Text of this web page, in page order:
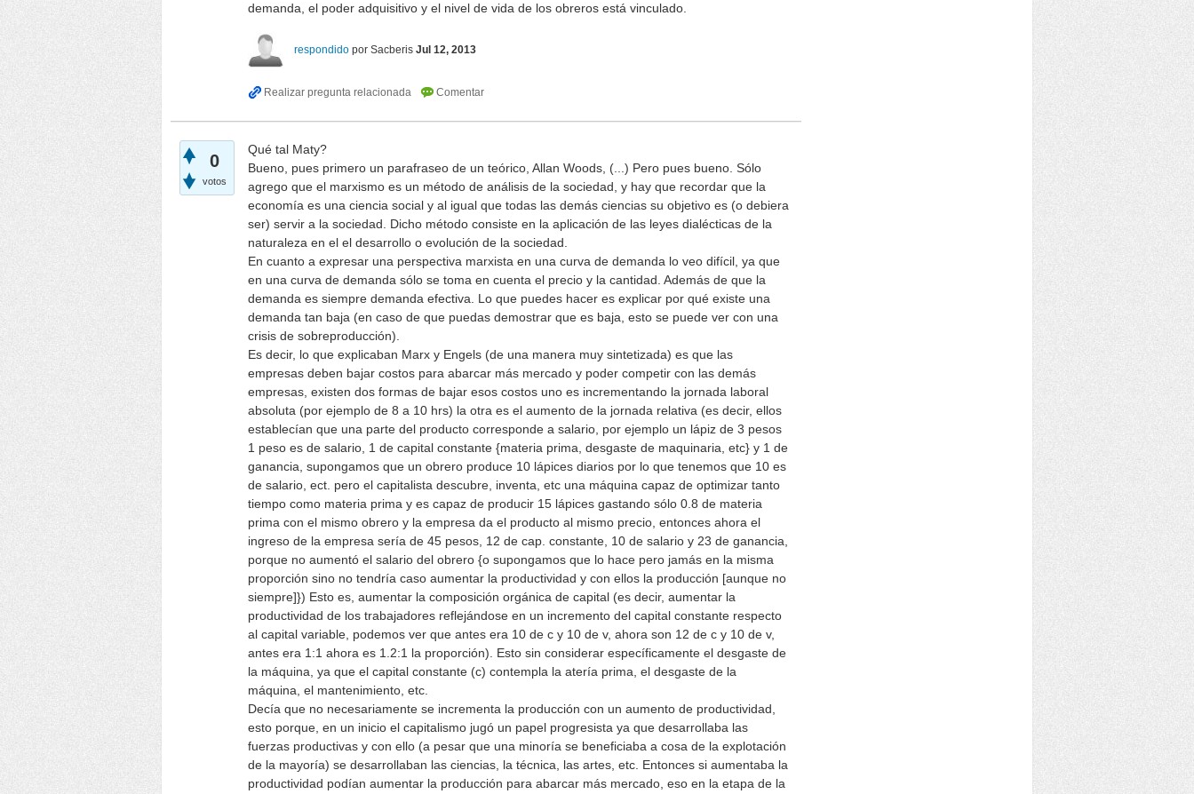
demanda, el poder adquisitivo y el nivel de vida de los obreros está vinculado.
respondido por Sacberis Jul 12, 2013
0
votos
Qué tal Maty?
Bueno, pues primero un parafraseo de un teórico, Allan Woods, (...) Pero pues bueno. Sólo
agrego que el marxismo es un método de análisis de la sociedad, y hay que recordar que la
economía es una ciencia social y al igual que todas las demás ciencias su objetivo es (o debiera
ser) servir a la sociedad. Dicho método consiste en la aplicación de las leyes dialécticas de la
naturaleza en el el desarrollo o evolución de la sociedad.
En cuanto a expresar una perspectiva marxista en una curva de demanda lo veo difícil, ya que
en una curva de demanda sólo se toma en cuenta el precio y la cantidad. Además de que la
demanda es siempre demanda efectiva. Lo que puedes hacer es explicar por qué existe una
demanda tan baja (en caso de que puedas demostrar que es baja, esto se puede ver con una
crisis de sobreproducción).
Es decir, lo que explicaban Marx y Engels (de una manera muy sintetizada) es que las
empresas deben bajar costos para abarcar más mercado y poder competir con las demás
empresas, existen dos formas de bajar esos costos uno es incrementando la jornada laboral
absoluta (por ejemplo de 8 a 10 hrs) la otra es el aumento de la jornada relativa (es decir, ellos
establecían que una parte del producto corresponde a salario, por ejemplo un lápiz de 3 pesos
1 peso es de salario, 1 de capital constante {materia prima, desgaste de maquinaria, etc} y 1 de
ganancia, supongamos que un obrero produce 10 lápices diarios por lo que tenemos que 10 es
de salario, ect. pero el capitalista descubre, inventa, etc una máquina capaz de optimizar tanto
tiempo como materia prima y es capaz de producir 15 lápices gastando sólo 0.8 de materia
prima con el mismo obrero y la empresa da el producto al mismo precio, entonces ahora el
ingreso de la empresa sería de 45 pesos, 12 de cap. constante, 10 de salario y 23 de ganancia,
porque no aumentó el salario del obrero {o supongamos que lo hace pero jamás en la misma
proporción sino no tendría caso aumentar la productividad y con ellos la producción [aunque no
siempre]}) Esto es, aumentar la composición orgánica de capital (es decir, aumentar la
productividad de los trabajadores reflejándose en un incremento del capital constante respecto
al capital variable, podemos ver que antes era 10 de c y 10 de v, ahora son 12 de c y 10 de v,
antes era 1:1 ahora es 1.2:1 la proporción). Esto sin considerar específicamente el desgaste de
la máquina, ya que el capital constante (c) contempla la atería prima, el desgaste de la
máquina, el mantenimiento, etc.
Decía que no necesariamente se incrementa la producción con un aumento de productividad,
esto porque, en un inicio el capitalismo jugó un papel progresista ya que desarrollaba las
fuerzas productivas y con ello (a pesar que una minoría se beneficiaba a cosa de la explotación
de la mayoría) se desarrollaban las ciencias, la técnica, las artes, etc. Entonces si aumentaba la
productividad podían aumentar la producción para abarcar más mercado, eso en la etapa de la